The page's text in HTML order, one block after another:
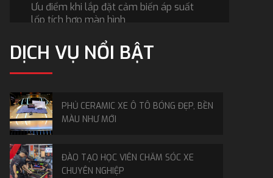
Ưu điểm khi lắp đặt cảm biến áp suất
lốp tích hợp màn hình
1. An toàn hoàn khi lưu thông trên
đường
3. Mang lại trải nghiệm tiện lợi
Các loại cảm biến áp suất lốp tích hợp
màn hình phổ biến
DỊCH VỤ NỔI BẬT
PHỦ CERAMIC XE Ô TÔ BÓNG ĐẸP, BỀN
MÀU NHƯ MỚI
ĐÀO TẠO HỌC VIÊN CHĂM SÓC XE
CHUYÊN NGHIỆP